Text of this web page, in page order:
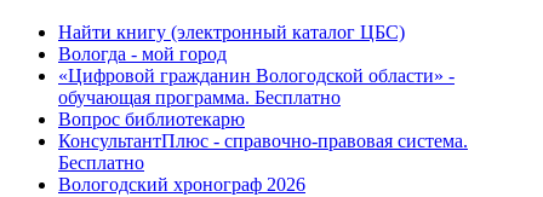
Найти книгу (электронный каталог ЦБС)
Вологда - мой город
«Цифровой гражданин Вологодской области» -
обучающая программа. Бесплатно
Вопрос библиотекарю
КонсультантПлюс - справочно-правовая система.
Бесплатно
Вологодский хронограф 2026